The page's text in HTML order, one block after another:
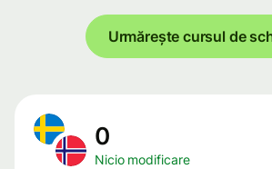
Urmărește cursul de
0
Nicio modificare